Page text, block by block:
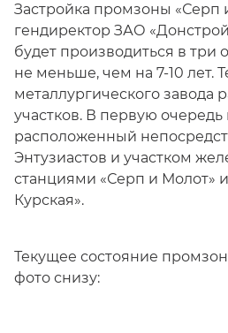
Застройка промзоны «Серп
гендиректор ЗАО
будет производиться в три
не меньше, чем на 7-10 лет.
металлургического завода
участков. В первую очередь
расположенный
Энтузиастов и участком
станциями «Серп и Молот»
Курская».
Текущее состояние
фото снизу: